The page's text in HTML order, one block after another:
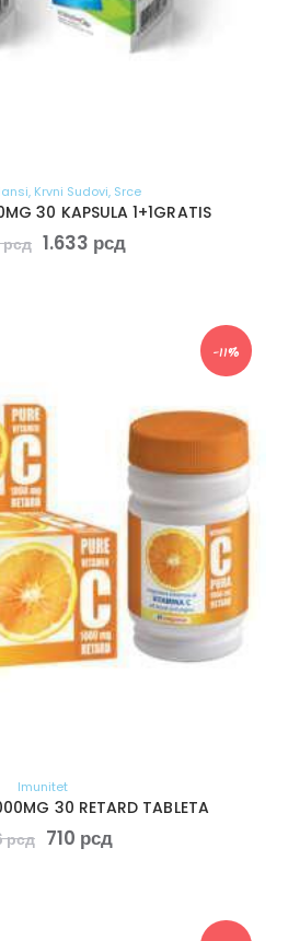
, Krvni Sudovi, Srce
30 KAPSULA 1+1GRATIS
рсд 1.633 рсд
-11%
Imunitet
30 RETARD TABLETA
рсд 710 рсд